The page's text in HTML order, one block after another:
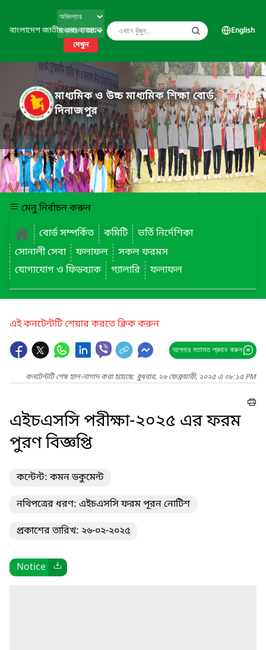
বাংলাদেশ জাতীয় তথ্য বাতায়ন
দেখুন
English
মাধ্যমিক ও উচ্চ মাধ্যমিক শিক্ষা বোর্ড,
দিনাজপুর
মেনু নির্বাচন করুন
বোর্ড সম্পর্কিত
কমিটি
ভর্তি নির্দেশিকা
সোনালী সেবা
ফলাফল
সকল ফরমস
যোগাযোগ ও ফিডব্যাক
গ্যালারি ফলাফল
এই কনটেন্টটি শেয়ার করতে ক্লিক করুন
আপনার মতামত প্রদান করুন
কনটেন্টটি শেষ হাল-নাগাদ করা হয়েছে: বুধবার, ২৬ ফেব্রুয়ারী, ২০২৫ এ ০৮:১৫ PM
এইচএসসি পরীক্ষা-২০২৫ এর ফরম
পুরণ বিজ্ঞপ্তি
কন্টেন্ট: কমন ডকুমেন্ট
নথিপত্রের ধরণ: এইচএসসি ফরম পূরন নোটিশ
প্রকাশের তারিখ: ২৬-০২-২০২৫
Notice